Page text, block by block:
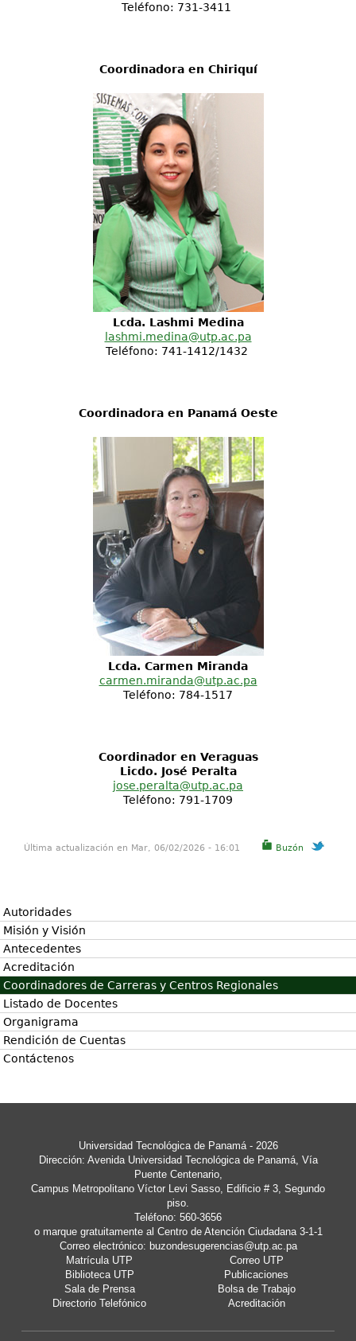
Teléfono: 731-3411
Coordinadora en Chiriquí
Lcda. Lashmi Medina
lashmi.medina@utp.ac.pa
Teléfono: 741-1412/1432
Coordinadora en Panamá Oeste
Lcda. Carmen Miranda
carmen.miranda@utp.ac.pa
Teléfono: 784-1517
Coordinador en Veraguas
Licdo. José Peralta
jose.peralta@utp.ac.pa
Teléfono: 791-1709
Buzón
Última actualización en Mar, 06/02/2026 - 16:01
Autoridades
Misión y Visión
Antecedentes
Acreditación
Coordinadores de Carreras y Centros Regionales
Listado de Docentes
Organigrama
Rendición de Cuentas
Contáctenos
Universidad Tecnológica de Panamá- 2026
Dirección: Avenida Universidad Tecnológica de Panamá, Vía
Puente Centenario,
Campus Metropolitano Víctor Levi Sasso, Edificio # 3, Segundo
piso.
Teléfono: 560-3656
o marque gratuitamente al Centro de Atención Ciudadana 3-1-1
Correo electrónico: buzondesugerencias@utp.ac.pa
Matrícula UTP
Correo UTP
Biblioteca UTP
Publicaciones
Sala de Prensa
Bolsa de Trabajo
Directorio Telefónico
Acreditación